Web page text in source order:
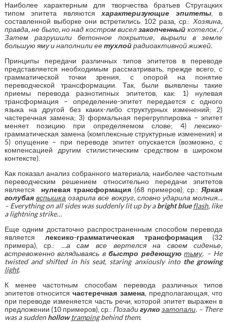
Наиболее характерным для творчества братьев Стругацких
типом эпитета являютсяхарактеризующие эпитеты, в
составленной выборке они встретились 102 раза, ср.: Хозяина,
правда, не было, но над костром виселзакопченный котелок. /
Затем разрушили бетонное покрытие, вырыли в земле
большую яму и наполнили еетухлойрадиоактивной жижей.
Принципы передачи различных типов эпитетов в переводе
представляется необходимым рассматривать, прежде всего, с
грамматической точки зрения, с опорой на понятие
переводческой трансформации. Так, были выявлены такие
приемы перевода разнотипных эпитетов, как: 1) нулевая
трансформация – определение-эпитет передается с одного
языка на другой без каких-либо структурных изменений; 2)
частеречная замена; 3) формальная перегруппировка – эпитет
меняет позицию при определяемом слове; 4) лексико-
грамматическая замена (комплексные структурные изменения) и
5) опущение – при переводе эпитет опускается (возможно, с
компенсацией другим стилистическим средством в широком
контексте).
Как показал анализ собранного материала, наиболее частотным
переводческим решением относительно передачи эпитетов
является нулевая трансформация(68 примеров), ср.:Яркая
голубая вспышка озарила все вокруг, словно ударила молния…
– Everything on all sides was suddenly lit up by a bright blue flash, like
a lightning strike…
Еще одним достаточно распространенным способом перевода
является лексико-грамматическая трансформация (32
примера), ср.: …а сам все вертелся на своем сиденье,
встревоженно вглядываясь вбыстро редеющую тьму. – He
twisted and shifted in his seat, staring anxiously into the growing
light.
К менее частотным способам перевода различных типов
эпитетов относитсячастеречная замена, предполагающая, что
при переводе изменяется часть речи, которой эпитет выражен в
предложении (10 примеров), ср.: Позадигулко затопали. – There
was a sudden hollow tramping behind them.